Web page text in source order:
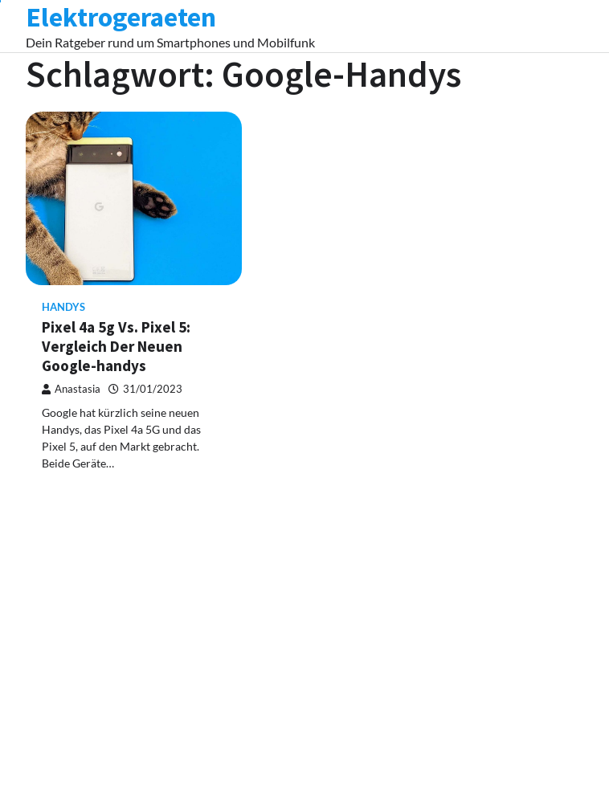
content
Elektrogeraeten
Dein Ratgeber rund um Smartphones und Mobilfunk
Schlagwort: Google-Handys
HANDYS
Pixel 4a 5g Vs. Pixel 5:
Vergleich Der Neuen
Google-handys
Anastasia 31/01/2023
Google hat kürzlich seine neuen
Handys, das Pixel 4a 5G und das
Pixel 5, auf den Markt gebracht.
Beide Geräte…